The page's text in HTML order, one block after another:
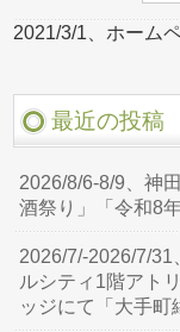
2021/3/1、ホーム
最近の投稿
2026/8/6-8/9、神
酒祭り」「令和8
2026/7/-2026/7/
ルシティ1階アト
ッジにて「大手町